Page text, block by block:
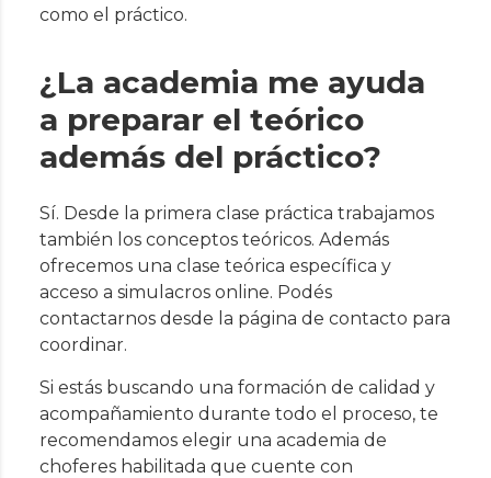
como el práctico.
¿La academia me ayuda
a preparar el teórico
además del práctico?
Sí. Desde la primera clase práctica trabajamos
también los conceptos teóricos. Además
ofrecemos una clase teórica específica y
acceso a simulacros online. Podés
contactarnos desde la página de contacto para
coordinar.
Si estás buscando una formación de calidad y
acompañamiento durante todo el proceso, te
recomendamos elegir una academia de
chofereshabilitada que cuente con